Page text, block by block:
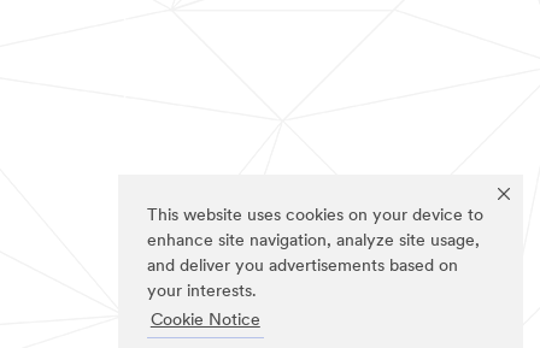
This website uses cookies on your device to
enhance site navigation, analyze site usage,
and deliver you advertisements based on
your interests.
Cookie Notice